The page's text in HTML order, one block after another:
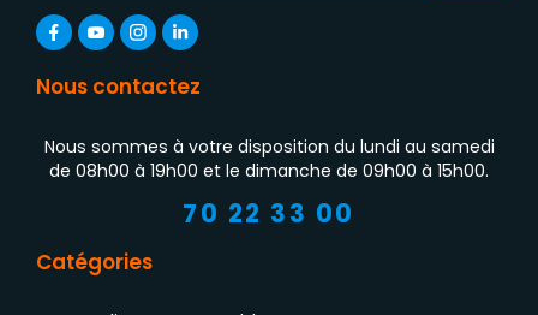
Nous contactez
Nous sommes à votre disposition du lundi au samedi
de 08h00 à 19h00 et le dimanche de 09h00 à 15h00.
70 22 33 00
Catégories